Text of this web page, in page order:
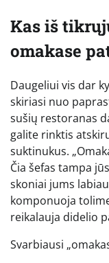
Kas iš
omakase
Daugeliui vis dar
skiriasi nuo
sušių restoranas
galite rinktis
suktinukus.
Čia šefas tampa
skoniai jums
komponuoja
reikalauja didelio
Svarbiausi